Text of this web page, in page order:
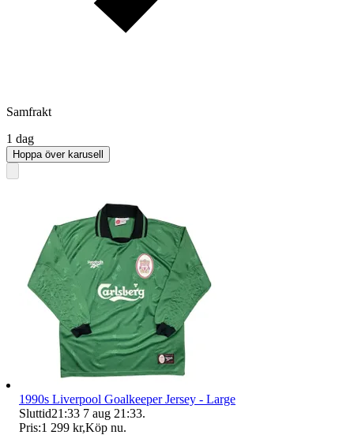
Samfrakt
1 dag
Hoppa över karusell
1990s Liverpool Goalkeeper Jersey - Large
Sluttid21:33 7 aug 21:33.
Pris:1 299 kr,Köp nu.